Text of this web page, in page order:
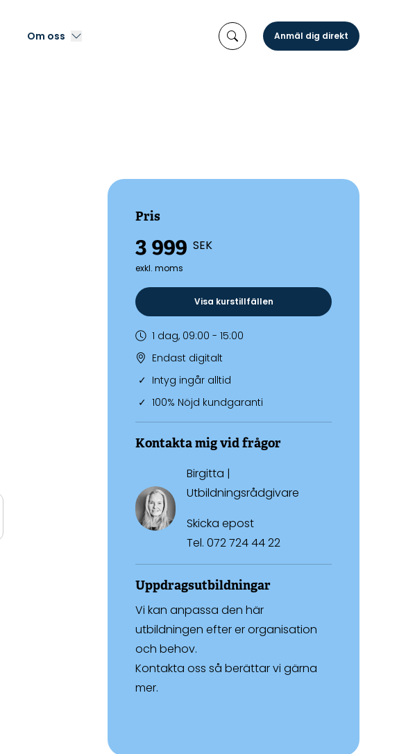
Om oss Anmäl dig direkt
Pris
3 999 SEK
exkl. moms
Visa kurstillfällen
1 dag, 09:00 - 15:00
Endast digitalt
Intyg ingår alltid
100% Nöjd kundgaranti
Kontakta mig vid frågor
Birgitta |
Utbildningsrådgivare
Skicka epost
Tel.072 724 44 22
Uppdragsutbildningar
Vi kan anpassa den här
utbildningen efter er organisation
och behov.
Kontakta oss så berättar vi gärna
mer.